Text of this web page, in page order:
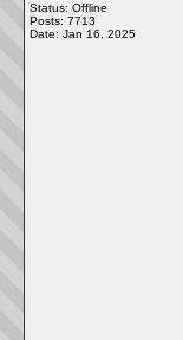
Status: Offline
Posts: 7713
Date: Jan 16, 2025